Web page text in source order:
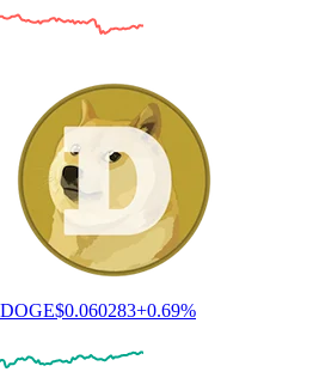
DOGE$0.060283+0.69%